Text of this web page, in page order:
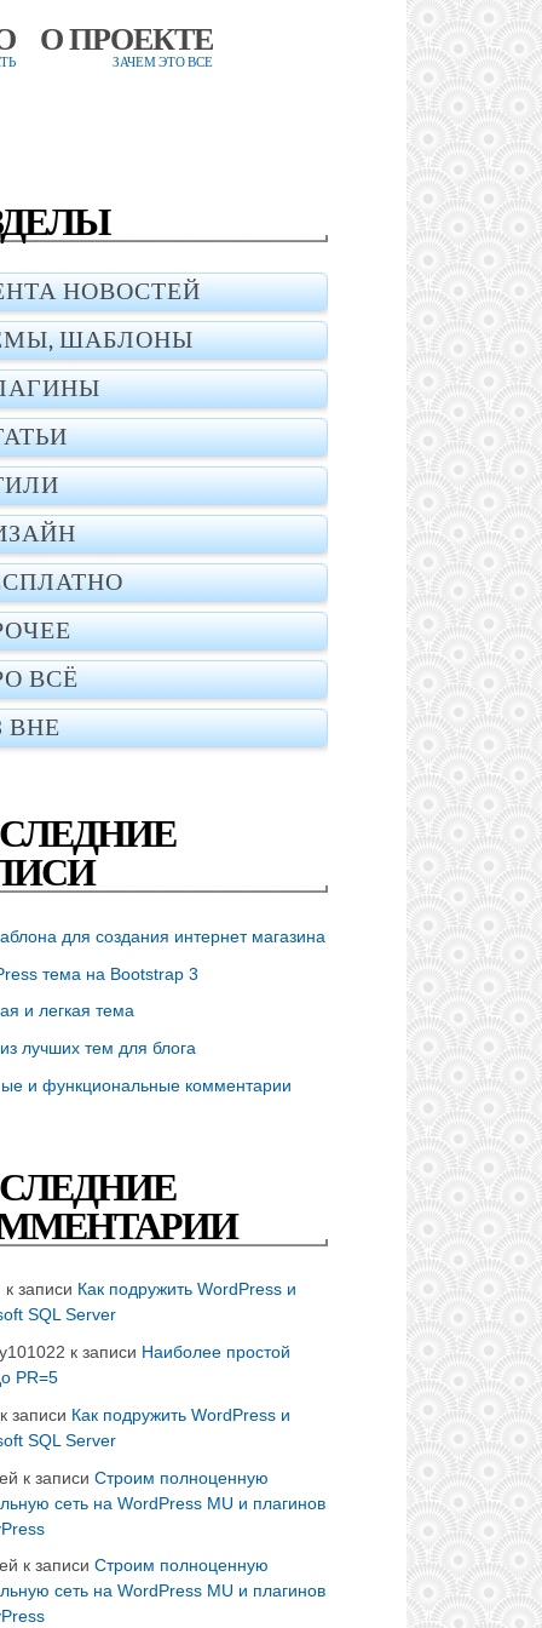
О ПРОЕКТЕ
ЗАЧЕМ ЭТО ВСЕ
НОВОСТЕЙ
ШАБЛОНЫ
ВСЁ
ВНЕ
для создания интернет магазина
тема на Bootstrap 3
и легкая тема
лучших тем для блога
и функциональные комментарии
к записи Как подружить WordPress и
SQL Server
к записи Наиболее простой
PR=5
записи Как подружить WordPress и
SQL Server
к записи Строим полноценную
сеть на WordPress MU и плагинов
к записи Строим полноценную
сеть на WordPress MU и плагинов